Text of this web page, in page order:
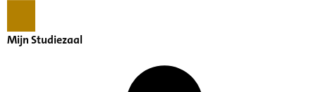
Mijn Studiezaal